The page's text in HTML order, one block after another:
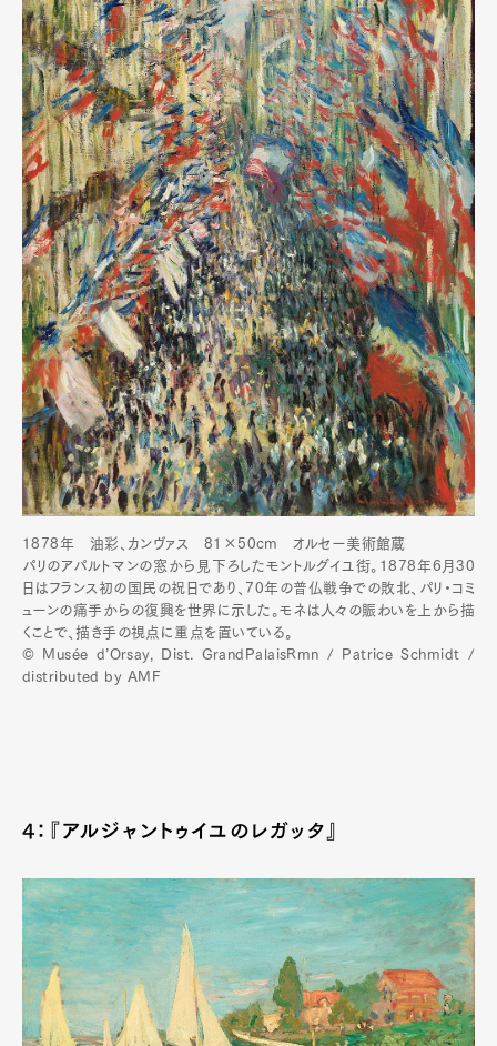
Gourmet Cars
Product Culture Lifestyle
1878年 油彩、カンヴァス 81×50cm︎ オルセー美術館蔵
パリのアパルトマンの窓から見下ろしたモントルグイユ街。1878年6月30
日はフランス初の国民の祝日であり、70年の普仏戦争での敗北、パリ・コミ
ューンの痛手からの復興を世界に示した。モネは人々の賑わいを上から描
くことで、描き手の視点に重点を置いている。
© Musée d’Orsay, Dist. GrandPalaisRmn / Patrice Schmidt /
distributed by AMF
4：『アルジャントゥイユのレガッタ』